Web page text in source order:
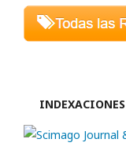
INDEXACIONES